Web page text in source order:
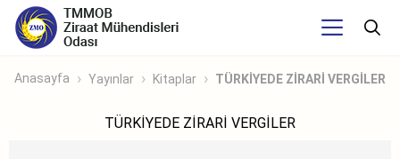
Anasayfa Yayınlar Kitaplar TÜRKİYEDE ZİRARİ VERGİLER
TÜRKİYEDE ZİRARİ VERGİLER